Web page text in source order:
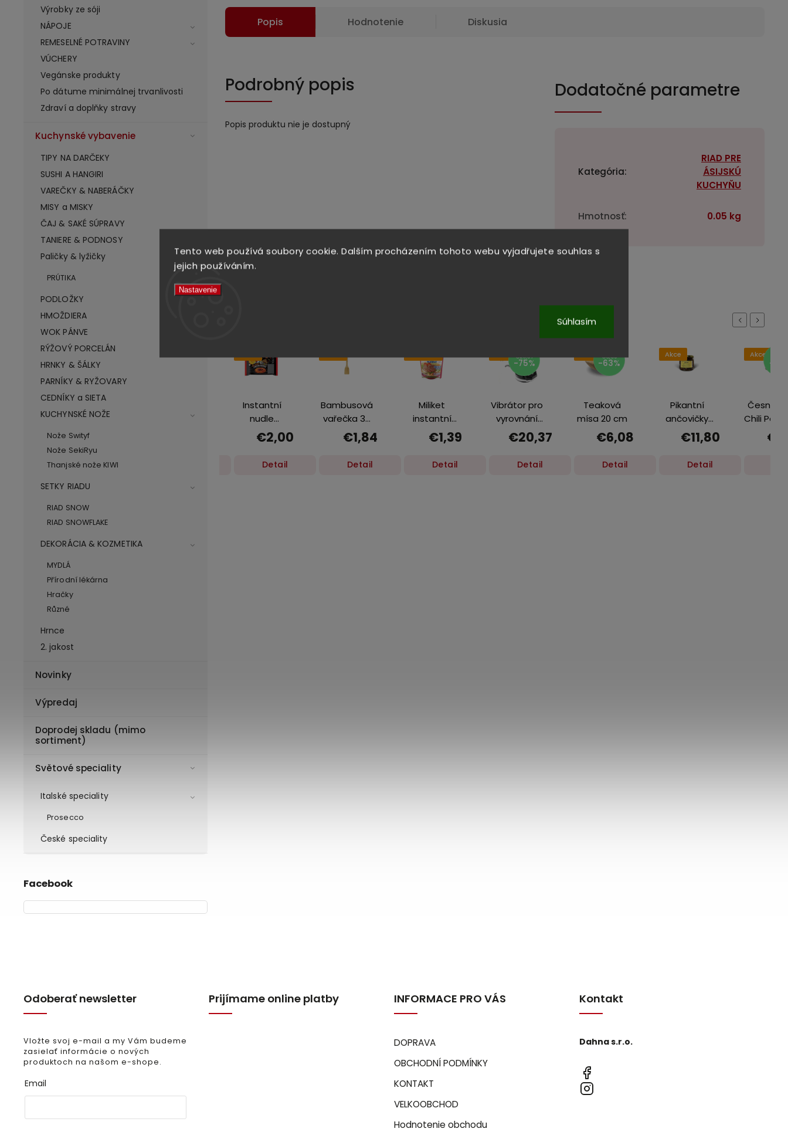
Tento web používá soubory cookie. Dalším procházením tohoto webu vyjadřujete souhlas s
jejich používáním.
Nastavenie
Súhlasím
Výrobky ze sóji
NÁPOJE
REMESELNÉ POTRAVINY
VÚCHERY
Vegánske produkty
Po dátume minimálnej trvanlivosti
Zdraví a doplňky stravy
Kuchynské vybavenie
TIPY NA DARČEKY
SUSHI A HANGIRI
VAREČKY & NABERÁČKY
MISY a MISKY
ČAJ & SAKÉ SÚPRAVY
TANIERE & PODNOSY
Paličky & lyžičky
PRÚTIKA
PODLOŽKY
HMOŽDIERA
WOK PÁNVE
RÝŽOVÝ PORCELÁN
HRNKY & ŠÁLKY
PARNÍKY & RYŽOVARY
CEDNÍKY a SIETA
KUCHYNSKÉ NOŽE
Nože Swityf
Nože SekiRyu
Thanjské nože KIWI
SETKY RIADU
RIAD SNOW
RIAD SNOWFLAKE
DEKORÁCIA & KOZMETIKA
MYDLÁ
Přírodní lékárna
Hračky
Různé
Hrnce
2. jakost
Novinky
Výpredaj
Doprodej skladu (mimo
sortiment)
Světové speciality
Italské speciality
Prosecco
České speciality
Facebook
Popis Hodnotenie Diskusia
Podrobný popis
Popis produktu nie je dostupný
Dodatočné parametre
Kategória:
RIAD PRE
ÁSIJSKÚ
KUCHYŇU
Hmotnosť: 0.05 kg
High-contrast mode
Previous
€1,02
proutěné,
Instantní
nudle
Volcano
pálivé a
pikantní kuře
€2,00
Detail
Bambusová
vařečka 30
cm
€1,84
Detail
Miliket
instantní
nudle v
kelímku
Hovězí
€1,39
Detail
€20,37
-75%
Vibrátor pro
vyrovnání
dlaždic
€20,37
Detail
€6,08
-63%
Teaková
mísa 20 cm
€6,08
Detail
Akce
Pikantní
ančovičky
250 g
€11,80
Detail
Akce
-
Chili
pro Pho
polévky
Next
Odoberať newsletter
Vložte svoj e-mail a my Vám budeme
zasielať informácie o nových
produktoch na našom e-shope.
Email
Prijímame online platby INFORMACE PRO VÁS
DOPRAVA
OBCHODNÍ PODMÍNKY
KONTAKT
VELKOOBCHOD
Hodnotenie obchodu
Kontakt
Dahna s.r.o.